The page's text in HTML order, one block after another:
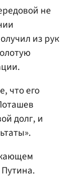
не
из рук
что его
долг, и